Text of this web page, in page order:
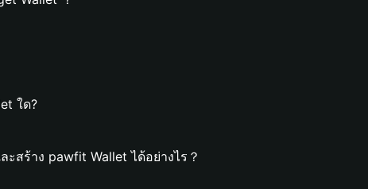
ใด?
สร้าง pawfit Wallet ได้อย่างไร？